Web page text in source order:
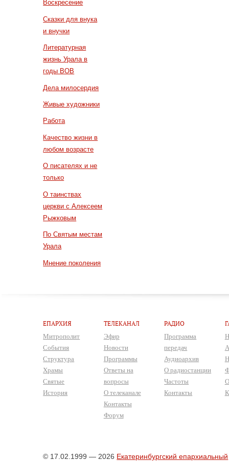
Воскресение
Сказки для внука
и внучки
Литературная
жизнь Урала в
годы ВОВ
Дела милосердия
Живые художники
Работа
Качество жизни в
любом возрасте
О писателях и не
только
О таинствах
церкви с Алексеем
Рыжковым
По Святым местам
Урала
Мнение поколения
ЕПАРХИЯ
Митрополит
События
Структура
Храмы
Святые
История
ТЕЛЕКАНАЛ
Эфир
Новости
Программы
Ответы на
вопросы
О телеканале
Контакты
Форум
РАДИО
Программа
передач
Аудиоархив
О радиостанции
Частоты
Контакты
© 17.02.1999 — 2026 Екатеринбургский епархиальный